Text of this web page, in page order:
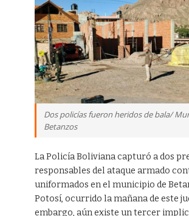
Dos policías fueron heridos de bala/
Betanzos
La Policía Boliviana capturó a dos
responsables del ataque armado
uniformados en el municipio de
Potosí, ocurrido la mañana de este
embargo, aún existe un tercer